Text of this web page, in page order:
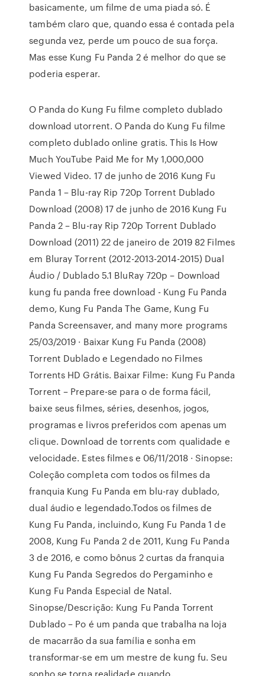
basicamente, um filme de uma piada só. É
também claro que, quando essa é contada pela
segunda vez, perde um pouco de sua força.
Mas esse Kung Fu Panda 2 é melhor do que se
poderia esperar.
O Panda do Kung Fu filme completo dublado
download utorrent. O Panda do Kung Fu filme
completo dublado online gratis. This Is How
Much YouTube Paid Me for My 1,000,000
Viewed Video. 17 de junho de 2016 Kung Fu
Panda 1 – Blu-ray Rip 720p Torrent Dublado
Download (2008) 17 de junho de 2016 Kung Fu
Panda 2 – Blu-ray Rip 720p Torrent Dublado
Download (2011) 22 de janeiro de 2019 82 Filmes
em Bluray Torrent (2012-2013-2014-2015) Dual
Áudio / Dublado 5.1 BluRay 720p – Download
kung fu panda free download - Kung Fu Panda
demo, Kung Fu Panda The Game, Kung Fu
Panda Screensaver, and many more programs
25/03/2019 · Baixar Kung Fu Panda (2008)
Torrent Dublado e Legendado no Filmes
Torrents HD Grátis. Baixar Filme: Kung Fu Panda
Torrent – Prepare-se para o de forma fácil,
baixe seus filmes, séries, desenhos, jogos,
programas e livros preferidos com apenas um
clique. Download de torrents com qualidade e
velocidade. Estes filmes e 06/11/2018 · Sinopse:
Coleção completa com todos os filmes da
franquia Kung Fu Panda em blu-ray dublado,
dual áudio e legendado.Todos os filmes de
Kung Fu Panda, incluindo, Kung Fu Panda 1 de
2008, Kung Fu Panda 2 de 2011, Kung Fu Panda
3 de 2016, e como bônus 2 curtas da franquia
Kung Fu Panda Segredos do Pergaminho e
Kung Fu Panda Especial de Natal.
Sinopse/Descrição: Kung Fu Panda Torrent
Dublado – Po é um panda que trabalha na loja
de macarrão da sua família e sonha em
transformar-se em um mestre de kung fu. Seu
sonho se torna realidade quando,